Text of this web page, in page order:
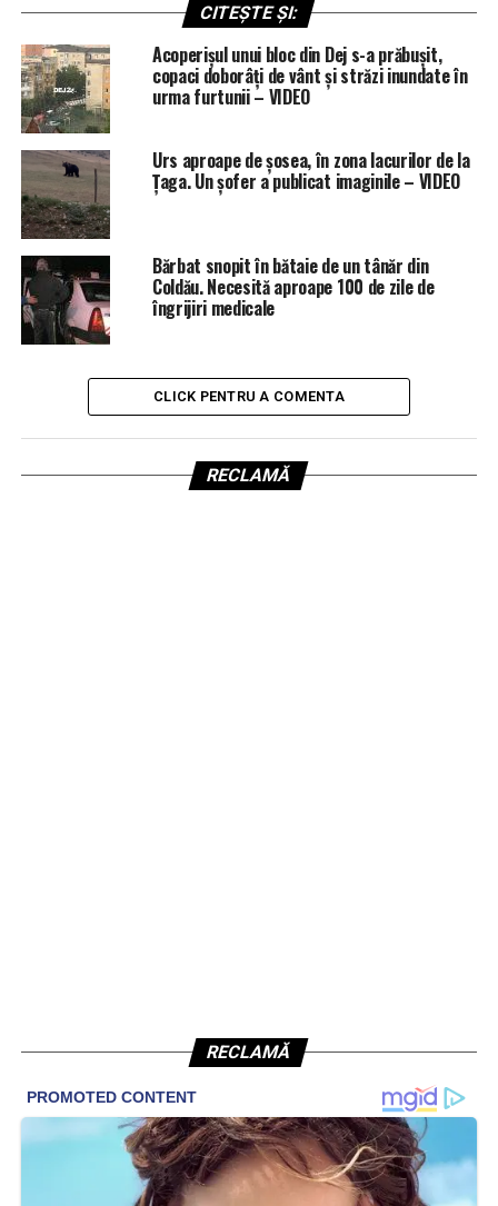
CITEȘTE ȘI:
Acoperișul unui bloc din Dej s-a prăbușit,
copaci doborâți de vânt și străzi inundate în
urma furtunii – VIDEO
Urs aproape de șosea, în zona lacurilor de la
Țaga. Un șofer a publicat imaginile – VIDEO
Bărbat snopit în bătaie de un tânăr din
Coldău. Necesită aproape 100 de zile de
îngrijiri medicale
CLICK PENTRU A COMENTA
RECLAMĂ
RECLAMĂ